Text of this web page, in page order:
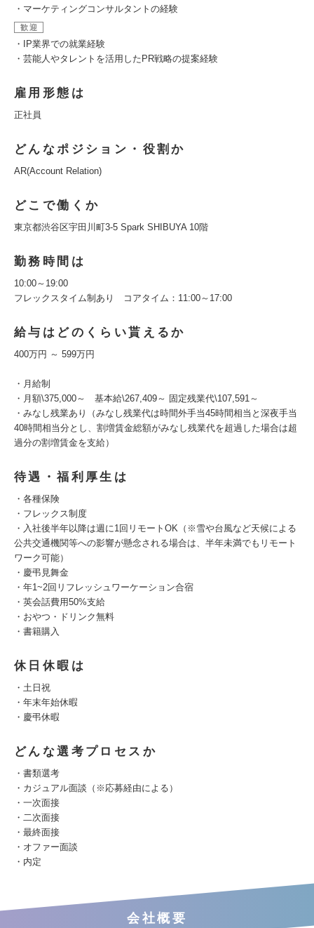
・マーケティングコンサルタントの経験
歓迎
・IP業界での就業経験
・芸能人やタレントを活用したPR戦略の提案経験
雇用形態は
正社員
どんなポジション・役割か
AR(Account Relation)
どこで働くか
東京都渋谷区宇田川町3-5 Spark SHIBUYA 10階
勤務時間は
10:00～19:00
フレックスタイム制あり コアタイム：11:00～17:00
給与はどのくらい貰えるか
400万円 ～ 599万円
・月給制
・月額\375,000～ 基本給\267,409～ 固定残業代\107,591～
・みなし残業あり（みなし残業代は時間外手当45時間相当と深夜手当
40時間相当分とし、割増賃金総額がみなし残業代を超過した場合は超
過分の割増賃金を支給）
待遇・福利厚生は
・各種保険
・フレックス制度
・入社後半年以降は週に1回リモートOK（※雪や台風など天候による
公共交通機関等への影響が懸念される場合は、半年未満でもリモート
ワーク可能）
・慶弔見舞金
・年1~2回リフレッシュワーケーション合宿
・英会話費用50%支給
・おやつ・ドリンク無料
・書籍購入
休日休暇は
・土日祝
・年末年始休暇
・慶弔休暇
どんな選考プロセスか
・書類選考
・カジュアル面談（※応募経由による）
・一次面接
・二次面接
・最終面接
・オファー面談
・内定
会社概要